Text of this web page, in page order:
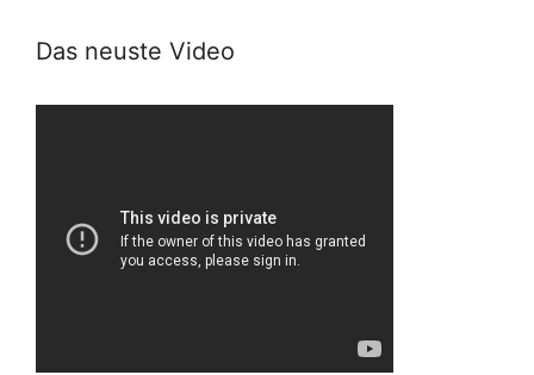
Das neuste Video